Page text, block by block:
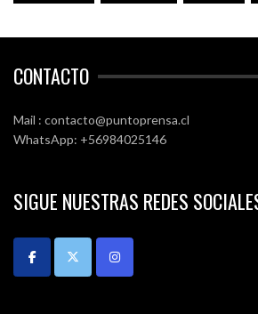
CONTACTO
Mail : contacto@puntoprensa.cl
WhatsApp: +56984025146
SIGUE NUESTRAS REDES